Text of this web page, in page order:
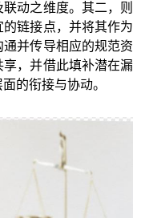
动之维度。其二，则
链接点，并将其作为
并传导相应的规范资
，并借此填补潜在漏
的衔接与协动。